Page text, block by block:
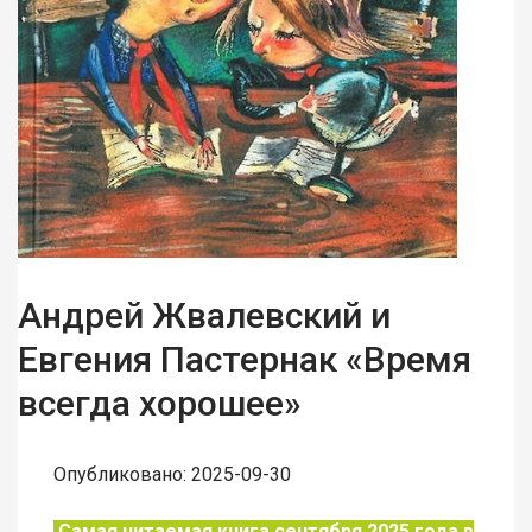
Андрей Жвалевский и
Евгения Пастернак «Время
всегда хорошее»
Опубликовано: 2025-09-30